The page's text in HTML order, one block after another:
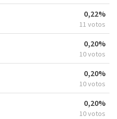
0,22%
11 votos
0,20%
10 votos
0,20%
10 votos
0,20%
10 votos